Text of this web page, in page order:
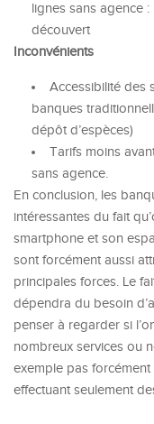
lignes sans agence
découvert
Inconvénients
Accessibilité des
banques
dépôt d’espèces)
Tarifs moins
sans agence.
En conclusion, les
intéressantes du fait
smartphone et son
sont forcément aussi
principales forces. Le
dépendra du besoin
penser à regarder si
nombreux services ou
exemple pas forcément
effectuant seulement